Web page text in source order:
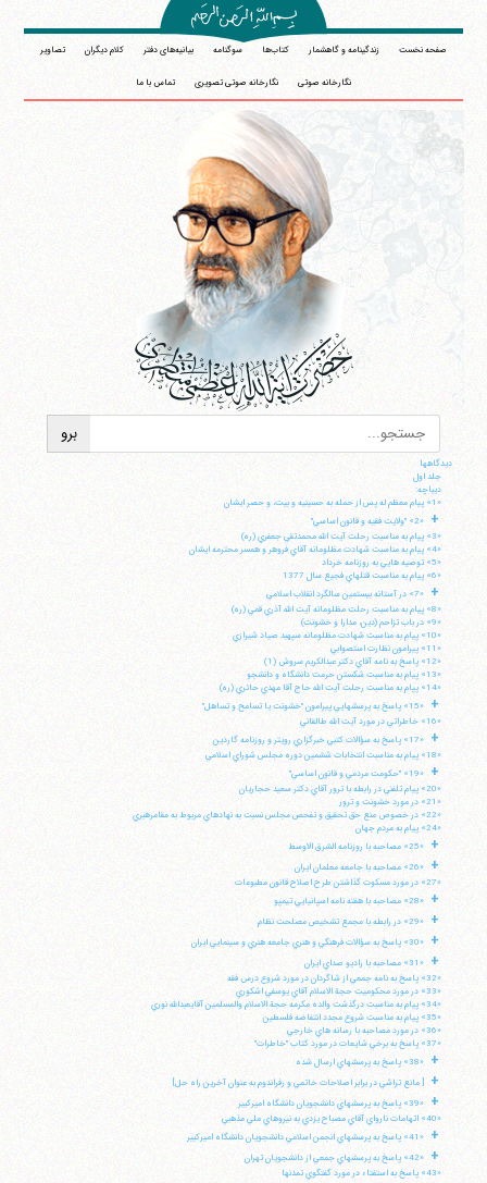
صفحه نخست زندگینامه و گاهشمار کتاب‌ها سوگنامه بیانیه‌های دفتر کلام دیگران تصاویر
نگارخانه صوتی نگارخانه صوتی تصویری تماس با ما
دیدگاهها
جلد اول
ديباچه:
«1» پيام معظم له پس از حمله به حسينيه و بيت، و حصر ايشان
+
«2» "ولايت فقيه و قانون اساسي"
«3» پيام به مناسبت رحلت آيت الله محمدتقي جعفري (ره)
«4» پيام به مناسبت شهادت مظلومانه آقاي فروهر و همسر محترمه ايشان
«5» توصيه هايي به روزنامه خرداد
«6» پيام به مناسبت قتلهاي فجيع سال 1377
+
«7» در آستانه بيستمين سالگرد انقلاب اسلامي
«8» پيام به مناسبت رحلت مظلومانه آيت الله آذري قمي (ره)
«9» در باب تزاحم (دين، مدارا و خشونت)
«10» پيام به مناسبت شهادت مظلومانه سپهبد صياد شيرازي
«11» پيرامون نظارت استصوابي
«12» پاسخ به نامه آقاي دكتر عبدالكريم سروش (1)
«13» پيام به مناسبت شكستن حرمت دانشگاه و دانشجو
«14» پپام به مناسبت رحلت آيت الله حاج آقا مهدي حائري (ره)
+
«15» پاسخ به پرسشهايي پيرامون "خشونت يا تسامح و تساهل"
«16» خاطراتي در مورد آيت الله طالقاني
+
«17» پاسخ به سؤالات كتبي خبرگزاري رويتر و روزنامه گاردين
«18» پيام به مناسبت انتخابات ششمين دوره مجلس شوراي اسلامي
+
«19» "حكومت مردمي و قانون اساسي"
«20» پيام تلفني در رابطه با ترور آقاي دكتر سعيد حجاريان
«21» در مورد خشونت و ترور
«22» در خصوص منع حق تحقيق و تفحص مجلس نسبت به نهادهاي مربوط به مقامرهبري
«24» پيام به مردم جهان
+ «25» مصاحبه با روزنامه الشرق الاوسط
+
«26» مصاحبه با جامعه معلمان ايران
«27» در مورد مسكوت گذاشتن طرح اصلاح قانون مطبوعات
+ «28» مصاحبه با هفته نامه اسپانيايي تيمپو
+ «29» در رابطه با مجمع تشخيص مصلحت نظام
+ «30» پاسخ به سؤالات فرهنگي و هنري جامعه هنري و سينمايي ايران
+
«31» مصاحبه با راديو صداي ايران
«32» پاسخ به نامه جمعي از شاگردان در مورد شروع درس فقه
«33» در مورد محكوميت حجة الاسلام آقاي يوسفي اشكوري
«34» پيام به مناسبت درگذشت والده مكرمه حجة الاسلام والمسلمين آقايعبدالله نوري
«35» پيام به مناسبت شروع مجدد انتفاضه فلسطين
«36» در مورد مصاحبه با رسانه هاي خارجي
«37» پاسخ به برخي شايعات در مورد كتاب "خاطرات"
+ «38» پاسخ به پرسشهاي ارسال شده
+ [ مانع تراشي در برابر اصلاحات خاتمي و رفراندوم به عنوان آخرين راه حل]
+
«39» پاسخ به پرسشهاي دانشجويان دانشگاه اميركبير
«40» اتهامات نارواي آقاي مصباح يزدي به نيروهاي ملي مذهبي
+ «41» پاسخ به پرسشهاي انجمن اسلامي دانشجويان دانشگاه اميركبير
+
«42» پاسخ به پرسشهاي جمعي از دانشجويان تهران
«43» پاسخ به استفتاء در مورد گفتگوي تمدنها